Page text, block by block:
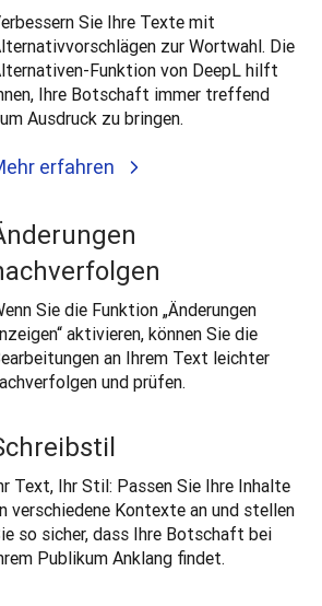
Sie Ihre Texte mit
zur Wortwahl. Die
Funktion von DeepL hilft
Ihre Botschaft immer treffend
Ausdruck zu bringen.
erfahren
Sie die Funktion „Änderungen
aktivieren, können Sie die
an Ihrem Text leichter
und prüfen.
Text, Ihr Stil: Passen Sie Ihre Inhalte
verschiedene Kontexte an und stellen
so sicher, dass Ihre Botschaft bei
Publikum Anklang findet.